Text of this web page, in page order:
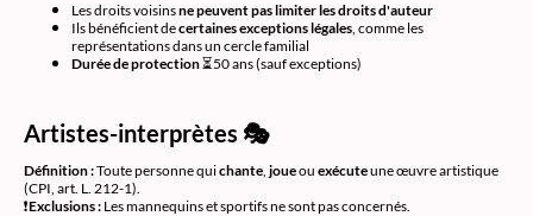
Les droits voisinsne peuvent pas limiter les droits d'auteur
Ils bénéficient decertaines exceptions légales, comme les
représentations dans un cercle familial
Durée de protection⏳50 ans (sauf exceptions)
Artistes-interprètes 🎭
Définition :Toute personne quichante joueou exécuteune œuvre artistique
(CPI, art. L. 212-1).
❗Exclusions : Les mannequins et sportifs ne sont pas concernés.